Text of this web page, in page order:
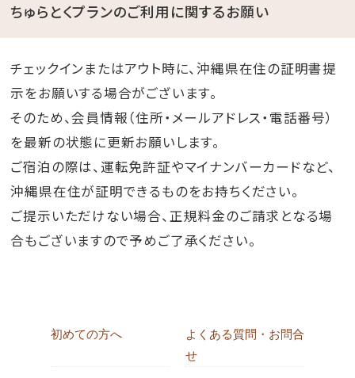
ちゅらとくプランのご利用に関するお願い
チェックインまたはアウト時に、沖縄県在住の証明書提
示をお願いする場合がございます。
そのため、会員情報（住所・メールアドレス・電話番号）
を最新の状態に更新お願いします。
ご宿泊の際は、運転免許証やマイナンバーカードなど、
沖縄県在住が証明できるものをお持ちください。
ご提示いただけない場合、正規料金のご請求となる場
合もございますので予めご了承ください。
初めての方へ
よくある質問・お問合
せ